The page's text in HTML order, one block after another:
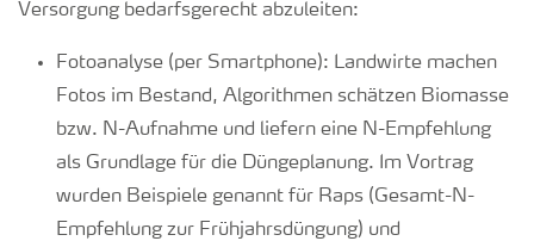
Versorgung bedarfsgerecht abzuleiten:
Fotoanalyse (per Smartphone): Landwirte machen
Fotos im Bestand, Algorithmen schätzen Biomasse
bzw. N-Aufnahme und liefern eine N-Empfehlung
als Grundlage für die Düngeplanung. Im Vortrag
wurden Beispiele genannt für Raps (Gesamt-N-
Empfehlung zur Frühjahrsdüngung) und